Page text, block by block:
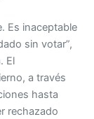
Es inaceptable
sin votar”,
El
a través
hasta
rechazado